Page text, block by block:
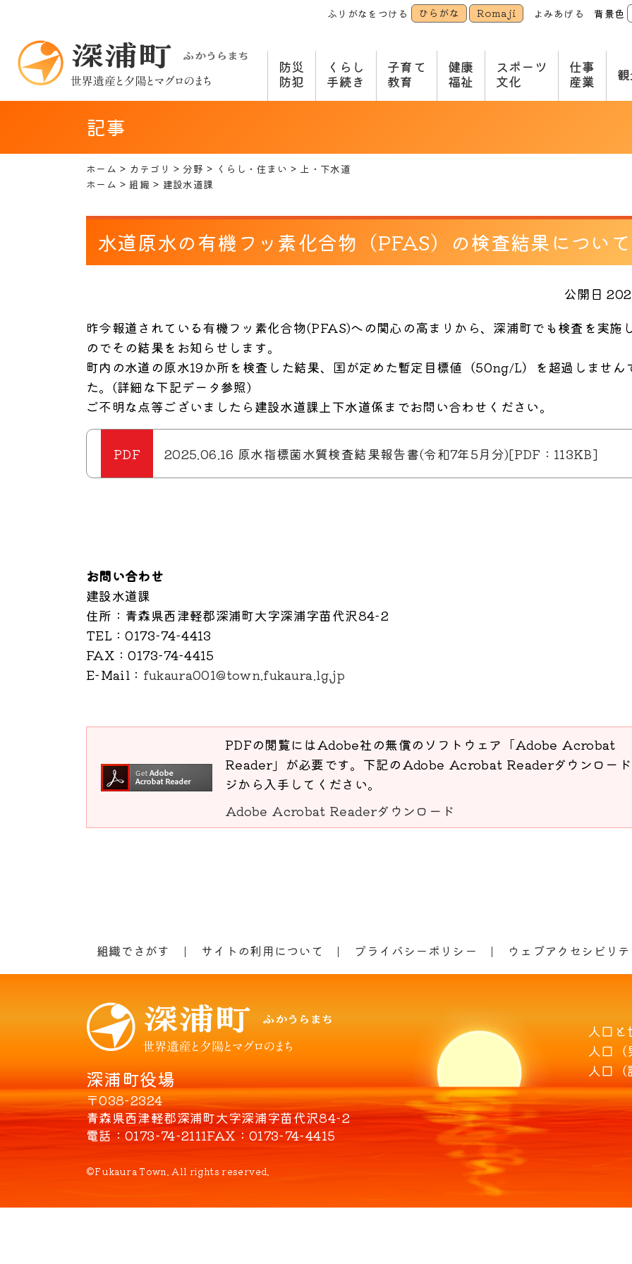
ふりがなをつける ひらがな Romaji よみあげる 背景色
防災
防犯
くらし
手続き
子育て
教育
健康
福祉
スポーツ
文化
仕事
産業
記事
ホーム カテゴリ 分野 くらし・住まい
上・下水道
ホーム
組織 建設水道課
水道原水の有機フッ素化合物（PFAS）の検査結果について
公開日
昨今報道されている有機フッ素化合物(PFAS)への関心の高まりから、深浦町でも検査を実施
のでその結果をお知らせします。
町内の水道の原水19か所を検査した結果、国が定めた暫定目標値（50ng/L）を超過しません
た。(詳細な下記データ参照)
ご不明な点等ございましたら建設水道課上下水道係までお問い合わせください。
2025.06.16 原水指標菌水質検査結果報告書(令和7年5月分)[PDF：113KB]
お問い合わせ
建設水道課
住所 ：青森県西津軽郡深浦町大字深浦字苗代沢84-2
TEL ：0173-74-4413
FAX ：0173-74-4415
E-Mail ： fukaura001@town.fukaura.lg.jp
PDFの閲覧にはAdobe社の無償のソフトウェア「Adobe Acrobat
Reader」が必要です。下記のAdobe Acrobat Readerダウンロー
ジから入手してください。
Adobe Acrobat Readerダウンロード
組織でさがす サイトの利用について プライバシーポリシー ウェブアクセシビリ
深浦町役場
〒038-2324
青森県西津軽郡深浦町大字深浦字苗代沢84-2
電話
0173-74-2111FAX 0173-74-4415
人口と
人口（
人口（
©Fukaura Town. All rights reserved.